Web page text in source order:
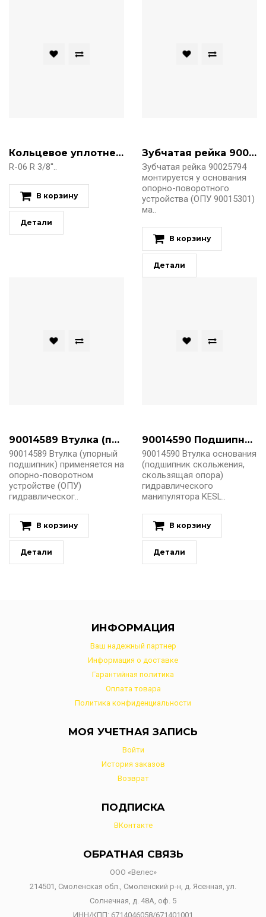
Кольцевое уплотнение
R-06 R 3/8''..
В корзину
Детали
Зубчатая рейка 90025794
Зубчатая рейка 90025794
монтируется у основания
опорно-поворотного
устройства (ОПУ 90015301)
ма..
В корзину
Детали
90014589 Втулка (подшипник) Kesla 112.6/95-159
90014589 Втулка (упорный
подшипник) применяется на
опорно-поворотном
устройстве (ОПУ)
гидравлическог..
В корзину
Детали
90014590 Подшипник скольжения KESLA 600, 700
90014590 Втулка основания
(подшипник скольжения,
скользящая опора)
гидравлического
манипулятора KESL..
В корзину
Детали
ИНФОРМАЦИЯ
Ваш надежный партнер
Информация о доставке
Гарантийная политика
Оплата товара
Политика конфиденциальности
МОЯ УЧЕТНАЯ ЗАПИСЬ
Войти
История заказов
Возврат
ПОДПИСКА
ВКонтакте
ОБРАТНАЯ СВЯЗЬ
ООО «Велес»
214501, Смоленская обл., Смоленский р-н, д. Ясенная, ул.
Солнечная, д. 48А, оф. 5
ИНН/КПП: 6714046058/671401001